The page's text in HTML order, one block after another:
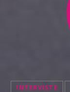
INTERVISTE